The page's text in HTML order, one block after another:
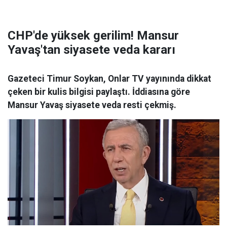
CHP'de yüksek gerilim! Mansur
Yavaş'tan siyasete veda kararı
Gazeteci Timur Soykan, Onlar TV yayınında dikkat
çeken bir kulis bilgisi paylaştı. İddiasına göre
Mansur Yavaş siyasete veda resti çekmiş.